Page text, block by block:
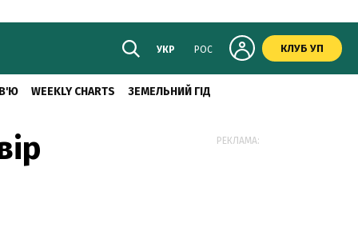
УКР РОС КЛУБ УП
WEEKLY CHARTS ЗЕМЕЛЬНИЙ ГІД
РЕКЛАМА: